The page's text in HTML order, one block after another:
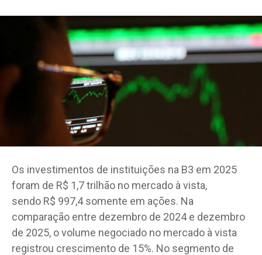
Os investimentos de instituições na B3 em 2025
foram de R$ 1,7 trilhão no mercado à vista,
sendo R$ 997,4 somente em ações. Na
comparação entre dezembro de 2024 e dezembro
de 2025, o volume negociado no mercado à vista
registrou crescimento de 15%. No segmento de